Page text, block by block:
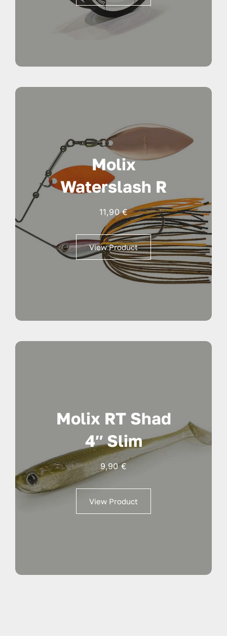
Molix
Waterslash R
11,90€
View Product
Molix RT Shad
4″ Slim
9,90€
View Product